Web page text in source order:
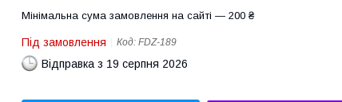
Мінімальна сума замовлення на сайті — 200 ₴
Під замовлення Код: FDZ-189
Відправка з 19 серпня 2026